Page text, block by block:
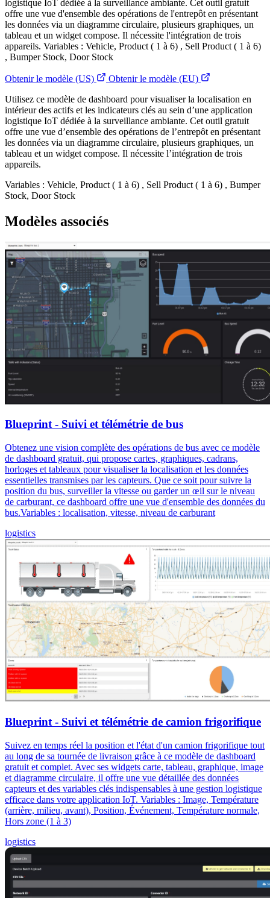
logistique IoT dédiée à la surveillance ambiante. Cet outil gratuit
offre une vue d'ensemble des opérations de l'entrepôt en présentant
les données via un diagramme circulaire, plusieurs graphiques, un
tableau et un widget compose. Il nécessite l'intégration de trois
appareils. Variables : Vehicle, Product ( 1 à 6) , Sell Product ( 1 à 6)
, Bumper Stock, Door Stock
Obtenir le modèle (US)
Obtenir le modèle (EU)
Utilisez ce modèle de dashboard pour visualiser la localisation en
intérieur des actifs et les indicateurs clés au sein d’une application
logistique IoT dédiée à la surveillance ambiante. Cet outil gratuit
offre une vue d’ensemble des opérations de l’entrepôt en présentant
les données via un diagramme circulaire, plusieurs graphiques, un
tableau et un widget compose. Il nécessite l’intégration de trois
appareils.
Variables : Vehicle, Product ( 1 à 6) , Sell Product ( 1 à 6) , Bumper
Stock, Door Stock
Modèles associés
Blueprint - Suivi et télémétrie de bus
Obtenez une vision complète des opérations de bus avec ce modèle
de dashboard gratuit, qui propose cartes, graphiques, cadrans,
horloges et tableaux pour visualiser la localisation et les données
essentielles transmises par les capteurs. Que ce soit pour suivre la
position du bus, surveiller la vitesse ou garder un œil sur le niveau
de carburant, ce dashboard offre une vue d'ensemble des données du
bus.Variables : localisation, vitesse, niveau de carburant
logistics
Blueprint - Suivi et télémétrie de camion frigorifique
Suivez en temps réel la position et l'état d'un camion frigorifique tout
au long de sa tournée de livraison grâce à ce modèle de dashboard
gratuit et complet. Avec ses widgets carte, tableau, graphique, image
et diagramme circulaire, il offre une vue détaillée des données
capteurs et des variables clés indispensables à une gestion logistique
efficace dans votre application IoT. Variables : Image, Température
(arrière, milieu, avant), Position, Événement, Température normale,
Hors zone (1 à 3)
logistics